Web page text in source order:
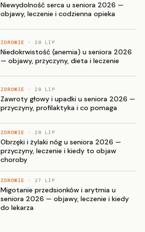
Niewydolność serca u seniora 2026 —
objawy, leczenie i codzienna opieka
ZDROWIE · 28 LIP
Niedokrwistość (anemia) u seniora 2026
— objawy, przyczyny, dieta i leczenie
ZDROWIE · 28 LIP
Zawroty głowy i upadki u seniora 2026 —
przyczyny, profilaktyka i co pomaga
ZDROWIE · 28 LIP
Obrzęki i żylaki nóg u seniora 2026 —
przyczyny, leczenie i kiedy to objaw
choroby
ZDROWIE · 27 LIP
Migotanie przedsionków i arytmia u
seniora 2026 — objawy, leczenie i kiedy
do lekarza